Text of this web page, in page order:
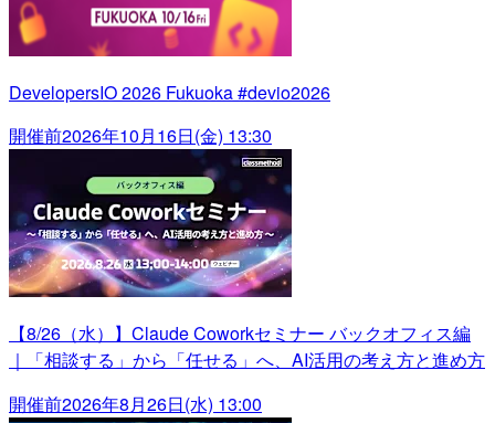
DevelopersIO 2026 Fukuoka #devio2026
開催前2026年10月16日(金) 13:30
【8/26（水）】Claude Coworkセミナー バックオフィス編
｜「相談する」から「任せる」へ、AI活用の考え方と進め方
開催前2026年8月26日(水) 13:00